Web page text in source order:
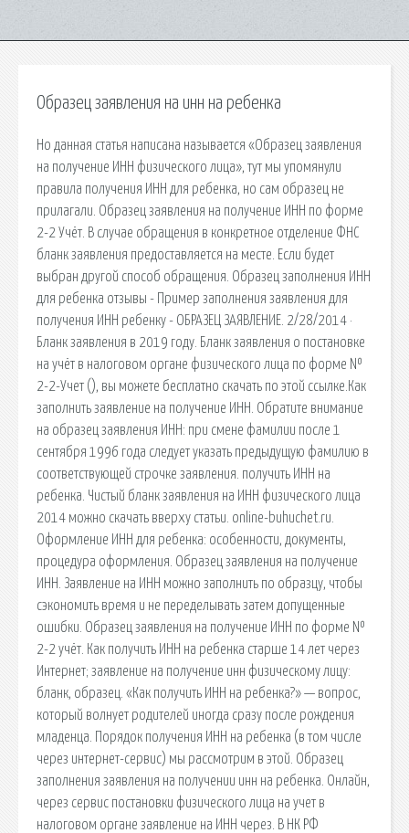
Образец заявления на инн на ребенка
Но данная статья написана называется «Образец заявления
на получение ИНН физического лица», тут мы упомянули
правила получения ИНН для ребенка, но сам образец не
прилагали. Образец заявления на получение ИНН по форме
2-2 Учёт. В случае обращения в конкретное отделение ФНС
бланк заявления предоставляется на месте. Если будет
выбран другой способ обращения. Образец заполнения ИНН
для ребенка отзывы - Пример заполнения заявления для
получения ИНН ребенку - ОБРАЗЕЦ ЗАЯВЛЕНИЕ. 2/28/2014 ·
Бланк заявления в 2019 году. Бланк заявления о постановке
на учёт в налоговом органе физического лица по форме №
2-2-Учет (), вы можете бесплатно скачать по этой ссылке.Как
заполнить заявление на получение ИНН. Обратите внимание
на образец заявления ИНН: при смене фамилии после 1
сентября 1996 года следует указать предыдущую фамилию в
соответствующей строчке заявления. получить ИНН на
ребенка. Чистый бланк заявления на ИНН физического лица
2014 можно скачать вверху статьи. online-buhuchet.ru.
Оформление ИНН для ребенка: особенности, документы,
процедура оформления. Образец заявления на получение
ИНН. Заявление на ИНН можно заполнить по образцу, чтобы
сэкономить время и не переделывать затем допущенные
ошибки. Образец заявления на получение ИНН по форме №
2-2 учёт. Как получить ИНН на ребенка старше 14 лет через
Интернет; заявление на получение инн физическому лицу:
бланк, образец. «Как получить ИНН на ребенка?» — вопрос,
который волнует родителей иногда сразу после рождения
младенца. Порядок получения ИНН на ребенка (в том числе
через интернет-сервис) мы рассмотрим в этой. Образец
заполнения заявления на получении инн на ребенка. Онлайн,
через сервис постановки физического лица на учет в
налоговом органе заявление на ИНН через. В НК РФ